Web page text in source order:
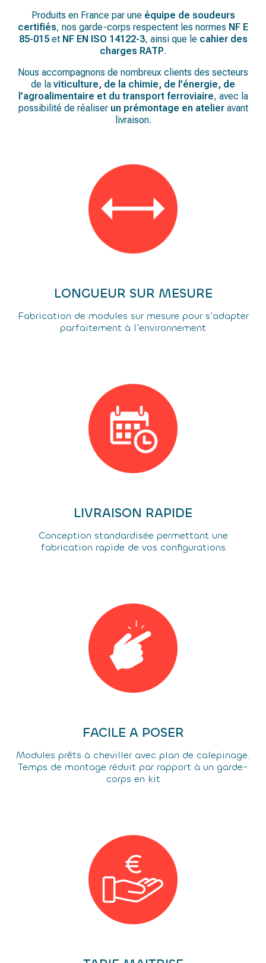
Produits en France par une équipe de soudeurs
certifiés, nos garde-corps respectent les normes NF E
85-015 etNF EN ISO 14122-3, ainsi que le cahier des
charges RATP.
Nous accompagnons de nombreux clients des secteurs
de la viticulture, de la chimie, de l’énergie, de
l’agroalimentaire et du transport ferroviaire, avec la
possibilité de réaliser un prémontage en atelieravant
livraison.
LONGUEUR SUR MESURE
Fabrication de modules sur mesure pour s’adapter
parfaitement à l’environnement
LIVRAISON RAPIDE
Conception standardisée permettant une
fabrication rapide de vos configurations
FACILE A POSER
Modules prêts à cheviller avec plan de calepinage.
Temps de montage réduit par rapport à un garde-
corps en kit